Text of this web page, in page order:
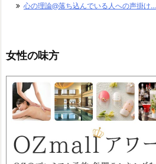
心の理論@落ち込んでいる人への声掛け...
女性の味方